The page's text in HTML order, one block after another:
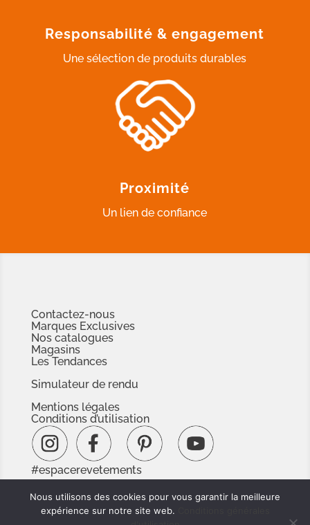
Responsabilité & engagement
Une sélection de produits durables
Proximité
Un lien de confiance
Contactez-nous
Marques Exclusives
Nos catalogues
Magasins
Les Tendances
Simulateur de rendu
Mentions légales
Conditions d’utilisation
#espacerevetements
www.espacedoc.fr
www.signnaturedexception.com
Nous utilisons des cookies pour vous garantir la meilleure
expérience sur notre site web.